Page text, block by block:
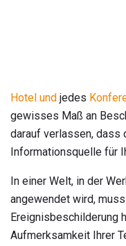
Hotel und jedes
gewisses Maß an
darauf verlassen,
Informationsquelle für
In einer Welt, in der
angewendet wird,
Ereignisbeschilderung
Aufmerksamkeit Ihrer